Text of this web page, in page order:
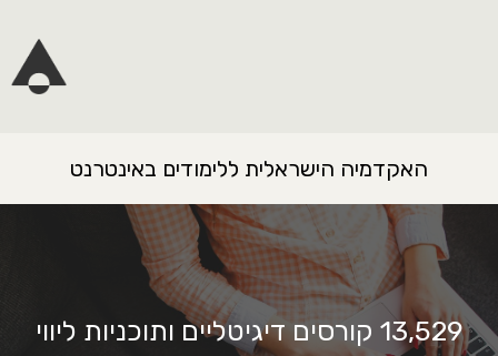
האקדמיה הישראלית ללימודים באינטרנט
13,529 קורסים דיגיטליים ותוכניות ליווי